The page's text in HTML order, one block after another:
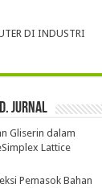
DI INDUSTRI
Jurnal
Gliserin dalam
Lattice
Pemasok Bahan